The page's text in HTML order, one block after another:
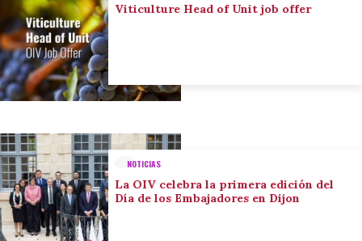
Viticulture Head of Unit job offer
NOTICIAS
La OIV celebra la primera edición del
Día de los Embajadores en Dijon